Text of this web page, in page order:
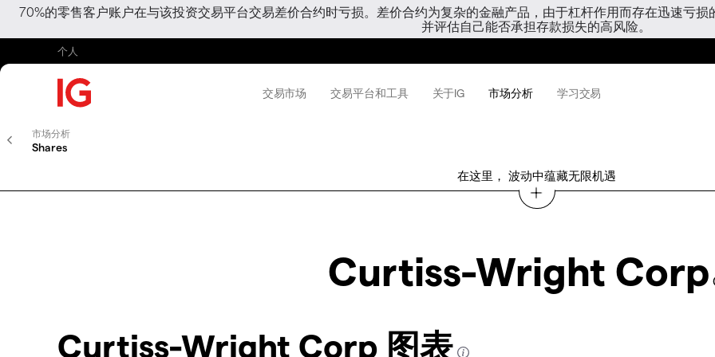
70%的零售客户账户在与该投资交易平台交易差价合约时亏损。差价合约为复杂的金融产品，由于杠杆作用而存在迅速亏
并评估自己能否承担存款损失的高风险。
个人
交易市场 交易平台和工具 关于IG 市场分析 学习交易
市场分析
Shares
在这里， 波动中蕴藏无限机遇
Curtiss-Wright Corp
Curtiss-Wright Corp 图表